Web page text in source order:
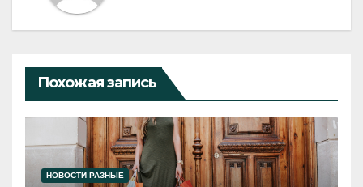
Похожая запись
НОВОСТИ РАЗНЫЕ